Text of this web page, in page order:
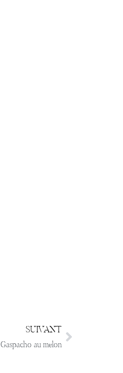
SUIVANT
Gaspacho au melon